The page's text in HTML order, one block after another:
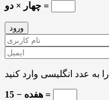
چهار × دو =
هفده − 15 =